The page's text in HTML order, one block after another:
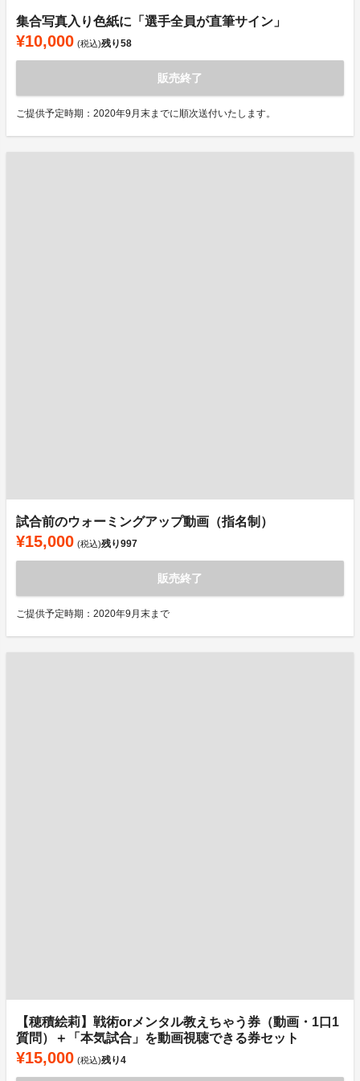
集合写真入り色紙に「選手全員が直筆サイン」
¥10,000 (税込)残り58
販売終了
ご提供予定時期：2020年9月末までに順次送付いたします。
試合前のウォーミングアップ動画（指名制）
¥15,000 (税込)残り997
販売終了
ご提供予定時期：2020年9月末まで
【穂積絵莉】戦術orメンタル教えちゃう券（動画・1⼝1
質問）＋「本気試合」を動画視聴できる券セット
¥15,000 (税込)残り4